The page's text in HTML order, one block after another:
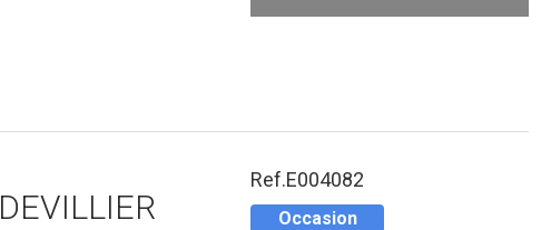
DEVILLIER
Ref.E004082
Occasion